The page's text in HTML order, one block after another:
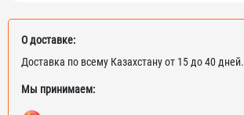
О доставке:
Доставка по всему Казахстану от 15 до 40 дней.
Мы принимаем: